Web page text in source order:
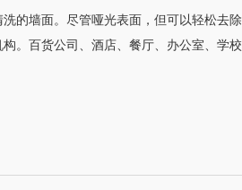
的墙面。尽管哑光表面，但可以轻松去
。百货公司、酒店、餐厅、办公室、学